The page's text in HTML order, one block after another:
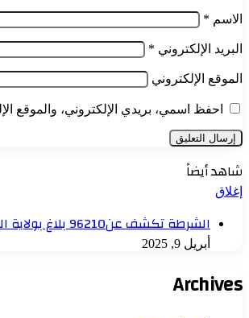
الاسم *
البريد الإلكتروني *
الموقع الإلكتروني
احفظ اسمي، بريدي الإلكتروني، والموقع
شاهد أيضاً
إغلاق
الشرطة تكشف عن96210 بلاغ بولاية الخرطوم منذ اندلاع معركة الكرامة
أبريل 9, 2025
Archives